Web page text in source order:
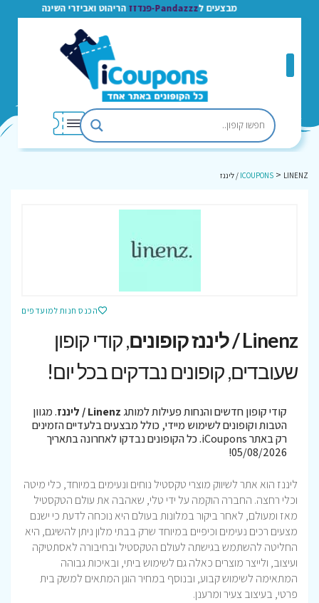
מבצעים לPandazzz-פנדזז הריהוט ואביזרי השינה
ICOUPONS > LINENZ / ליננז
הכנס חנות למועדפים
Linenz / ליננז קופונים
, קודי קופון
שעובדים, קופונים נבדקים בכל יום!
קודי קופון חדשים והנחות פעילות למותגLinenz / ליננז
. מגוון
הטבות וקופונים לשימוש מיידי, כולל מבצעים בלעדיים הזמינים
רק באתר iCoupons. כל הקופונים נבדקו לאחרונה בתאריך
05/08/2026!
ליננז הוא אתר לשיווק מוצרי טקסטיל נוחים ונעימים במיוחד, כלי מיטה
וכלי רחצה. החברה הוקמה על ידי טלי, שאהבה את עולם הטקסטיל
מאז ומעולם, לאחר ביקור במלונות בעולם היא נוכחה לדעת כי ישנם
מצעים רכים נעימים וכיפיים במיוחד שרק בבתי מלון ניתן להשיגם, היא
החליטה להשתמש בגישתה לעולם הטקסטיל ובחיבורה לאסתטיקה
ועיצוב, ולייצר מוצרים כאלה גם לשימוש ביתי, ובאיכות גבוהה
המתאימה לשימוש קבוע, ובנוסף במחיר הוגן המתאים למשק בית
פרטי, בעיצוב צעיר ומרענן.